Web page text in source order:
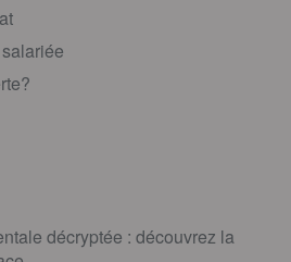
décryptée : découvrez la